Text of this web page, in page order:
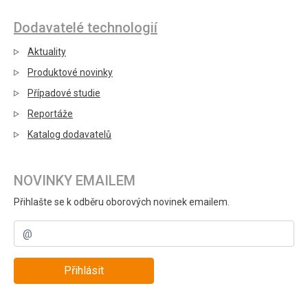
Dodavatelé technologií
Aktuality
Produktové novinky
Případové studie
Reportáže
Katalog dodavatelů
NOVINKY EMAILEM
Přihlašte se k odběru oborových novinek emailem.
Přihlásit